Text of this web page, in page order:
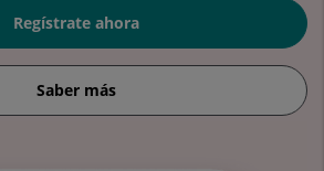
Regístrate ahora
Saber más